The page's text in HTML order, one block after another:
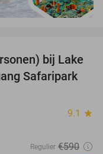
53%
bij Lake
Safaripark
9.1 star
Regulier €590